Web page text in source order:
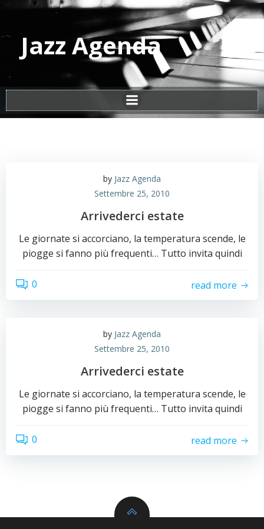
Vai
al
contenuto
Jazz Agenda
by Jazz Agenda
Settembre 25, 2010
Arrivederci estate
Le giornate si accorciano, la temperatura scende, le
piogge si fanno più frequenti… Tutto invita quindi
0 read more
by Jazz Agenda
Settembre 25, 2010
Arrivederci estate
Le giornate si accorciano, la temperatura scende, le
piogge si fanno più frequenti… Tutto invita quindi
0 read more